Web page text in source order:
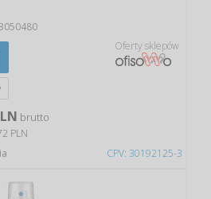
CPV: 30192125-3
Oferty sklepów
brutto
PLN